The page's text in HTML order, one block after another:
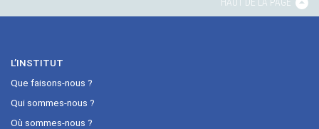
L’INSTITUT
Que faisons-nous ?
Qui sommes-nous ?
Où sommes-nous ?